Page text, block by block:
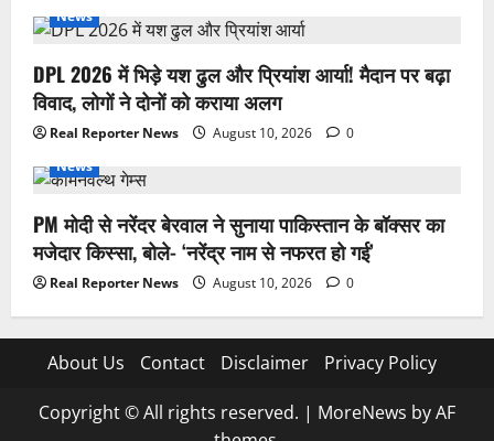
News
DPL 2026 में भिड़े यश ढुल और प्रियांश आर्या! मैदान पर बढ़ा
विवाद, लोगों ने दोनों को कराया अलग
Real Reporter News August 10, 2026
0
News
PM मोदी से नरेंदर बेरवाल ने सुनाया पाकिस्तान के बॉक्सर का
मजेदार किस्सा, बोले- ‘नरेंद्र नाम से नफरत हो गई’
Real Reporter News August 10, 2026 0
About Us Contact Disclaimer Privacy Policy
Copyright © All rights reserved. | MoreNews by AF